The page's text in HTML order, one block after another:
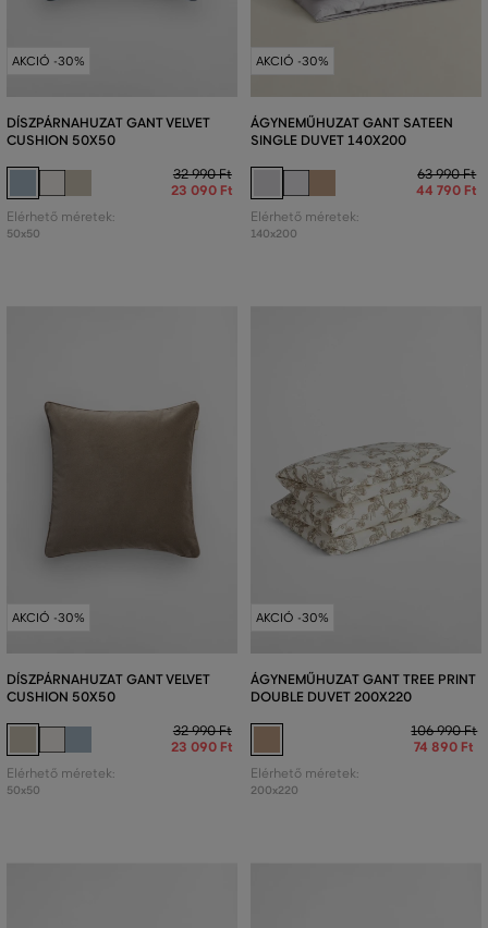
AKCIÓ -30%
DÍSZPÁRNAHUZAT GANT VELVET
CUSHION 50X50
32 990 Ft
23 090 Ft
Elérhető méretek:
50x50
AKCIÓ -30%
ÁGYNEMŰHUZAT GANT SATEEN
SINGLE DUVET 140X200
63 990 Ft
44 790 Ft
Elérhető méretek:
140x200
AKCIÓ -30%
DÍSZPÁRNAHUZAT GANT VELVET
CUSHION 50X50
32 990 Ft
23 090 Ft
Elérhető méretek:
50x50
AKCIÓ -30%
ÁGYNEMŰHUZAT GANT TREE PRINT
DOUBLE DUVET 200X220
106 990 Ft
74 890 Ft
Elérhető méretek:
200x220